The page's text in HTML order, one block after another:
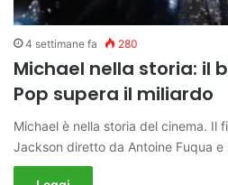
4 settimane fa 280
Michael nella storia: il
Pop supera il miliardo
Michael è nella storia del cinema. Il
Jackson diretto da Antoine Fuqua